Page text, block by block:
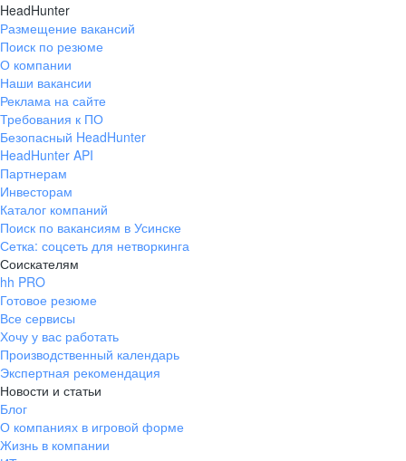
HeadHunter
Размещение вакансий
Поиск по резюме
О компании
Наши вакансии
Реклама на сайте
Требования к ПО
Безопасный HeadHunter
HeadHunter API
Партнерам
Инвесторам
Каталог компаний
Поиск по вакансиям в Усинске
Сетка: соцсеть для нетворкинга
Соискателям
hh PRO
Готовое резюме
Все сервисы
Хочу у вас работать
Производственный календарь
Экспертная рекомендация
Новости и статьи
Блог
О компаниях в игровой форме
Жизнь в компании